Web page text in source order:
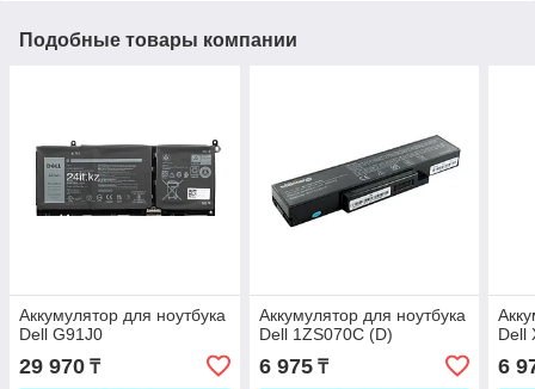
Подобные товары компании
Аккумулятор для ноутбука
Dell G91J0
29 970 ₸
Аккумулятор для ноутбука
Dell 1ZS070C (D)
6 975₸
Dell
6